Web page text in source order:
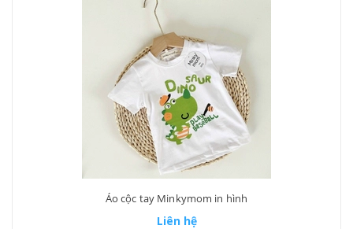
Áo cộc tay Minkymom in hình
Liên hệ